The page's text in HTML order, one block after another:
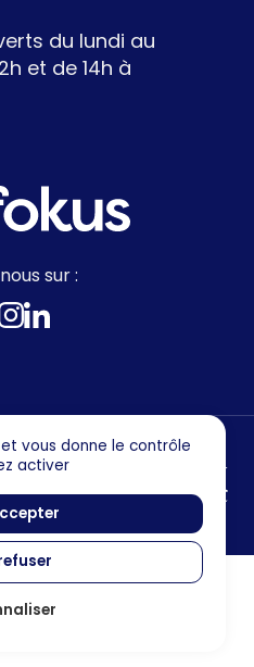
sur :
du lundi au
et de 14h à
vous donne le contrôle
activer